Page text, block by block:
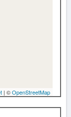
| ©OpenStreetMap